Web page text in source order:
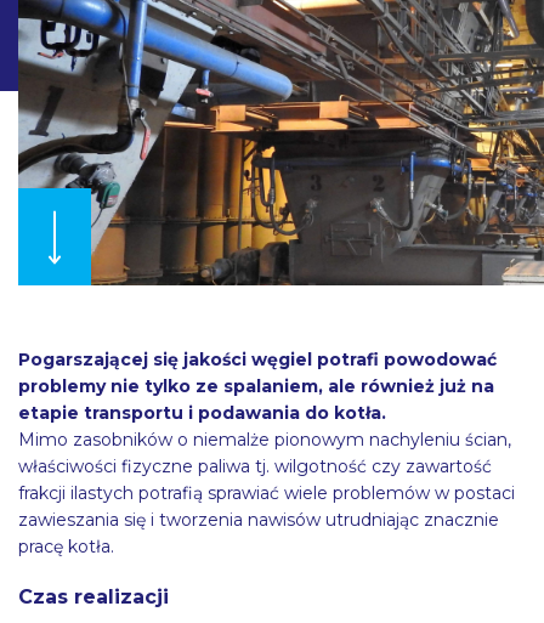
Pogarszającej się jakości węgiel potrafi powodować
problemy nie tylko ze spalaniem, ale również już na
etapie transportu i podawania do kotła.
Mimo zasobników o niemalże pionowym nachyleniu ścian,
właściwości fizyczne paliwa tj. wilgotność czy zawartość
frakcji ilastych potrafią sprawiać wiele problemów w postaci
zawieszania się i tworzenia nawisów utrudniając znacznie
pracę kotła.
Czas realizacji